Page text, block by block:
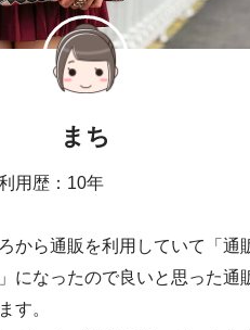
まち
用歴：10年
から通販を利用していて「通
になったので良いと思った通
す。